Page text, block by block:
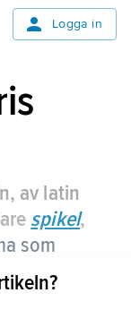
Logga in
av latin
spikel,
som
snäckor.